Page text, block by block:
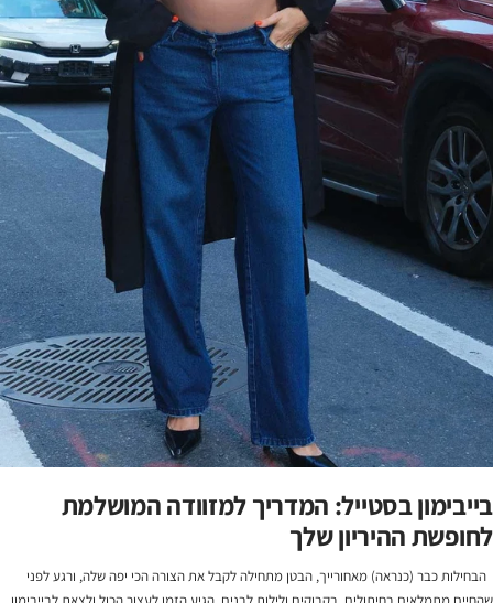
בייבימון בסטייל: המדריך למזוודה המושלמת
לחופשת ההיריון שלך
הבחילות כבר (כנראה) מאחורייך, הבטן מתחילה לקבל את הצורה הכי יפה שלה, ורגע לפני